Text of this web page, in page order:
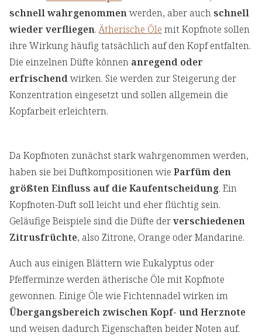
schnell wahrgenommenwerden, aber auchschnell
wieder verfliegen.Ätherische Öle mit Kopfnote sollen
ihre Wirkung häufig tatsächlich auf den Kopf entfalten.
Die einzelnen Düfte können anregend oder
erfrischendwirken. Sie werden zur Steigerung der
Konzentration eingesetzt und sollen allgemein die
Kopfarbeit erleichtern.
Da Kopfnoten zunächst stark wahrgenommen werden,
haben sie bei Duftkompositionen wie Parfüm den
größten Einfluss auf die Kaufentscheidung. Ein
Kopfnoten-Duft soll leicht und eher flüchtig sein.
Geläufige Beispiele sind die Düfte derverschiedenen
Zitrusfrüchte, also Zitrone, Orange oder Mandarine.
Auch aus einigen Blättern wie Eukalyptus oder
Pfefferminze werden ätherische Öle mit Kopfnote
gewonnen. Einige Öle wie Fichtennadel wirken im
Übergangsbereich zwischen Kopf- und Herznote
und weisen dadurch Eigenschaften beider Noten auf.